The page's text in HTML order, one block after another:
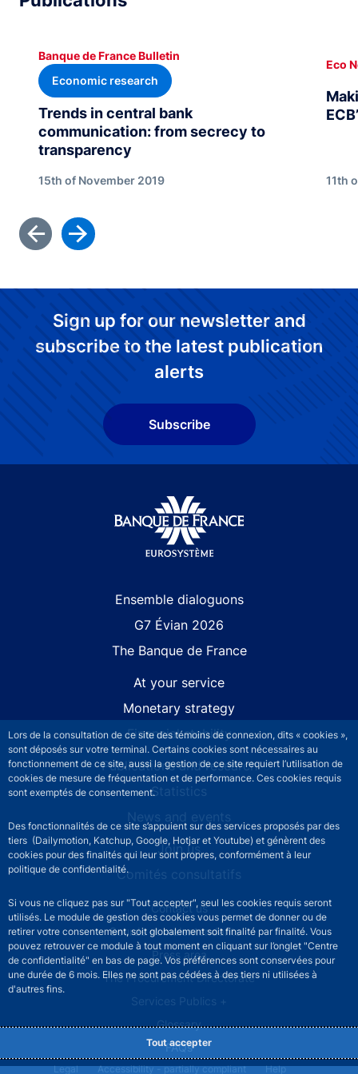
Lors de la consultation de ce site des témoins de connexion, dits « cookies »,
sont déposés sur votre terminal. Certains cookies sont nécessaires au
fonctionnement de ce site, aussi la gestion de ce site requiert l’utilisation de
cookies de mesure de fréquentation et de performance. Ces cookies requis
sont exemptés de consentement.
Des fonctionnalités de ce site s’appuient sur des services proposés par des
tiers (Dailymotion, Katchup, Google, Hotjar et Youtube) et génèrent des
cookies pour des finalités qui leur sont propres, conformément à leur
politique de confidentialité.
Si vous ne cliquez pas sur "Tout accepter", seul les cookies requis seront
utilisés. Le module de gestion des cookies vous permet de donner ou de
retirer votre consentement, soit globalement soit finalité par finalité. Vous
pouvez retrouver ce module à tout moment en cliquant sur l’onglet "Centre
de confidentialité" en bas de page. Vos préférences sont conservées pour
une durée de 6 mois. Elles ne sont pas cédées à des tiers ni utilisées à
d'autres fins.
Tout accepter
Trends in central bank
communication: from secrecy to
transparency
Banque de France Bulletin
Economic research
15th of November 2019
Eco
11th
Sign up for our newsletter and
subscribe to the latest publication
alerts
Subscribe
Ensemble dialoguons
G7 Évian 2026
The Banque de France
At your service
Monetary strategy
Financial stability
Publications and research
Statistics
News and events
Join us
Comités consultatifs
Footer secondary menuContact us
Sourds et malentendants
Press area
The Procurement Directorate
Services Publics +
Glossary
FAQs
Legal Accessibility - partially compliant Help